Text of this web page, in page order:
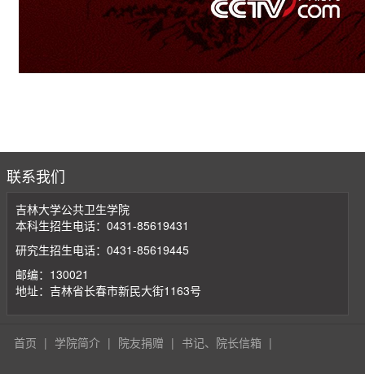
联系我们
吉林大学公共卫生学院
本科生招生电话：0431-85619431
研究生招生电话：0431-85619445
邮编：130021
地址：吉林省长春市新民大街1163号
首页 | 学院简介 | 院友捐赠 | 书记、院长信箱 |